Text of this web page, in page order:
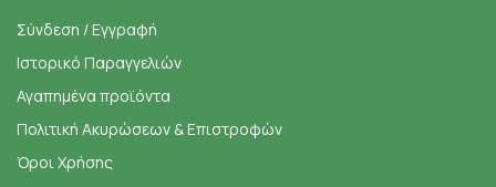
Σύνδεση / Εγγραφή
Ιστορικό Παραγγελιών
Αγαπημένα προϊόντα
Πολιτική Ακυρώσεων & Επιστροφών
Όροι Χρήσης